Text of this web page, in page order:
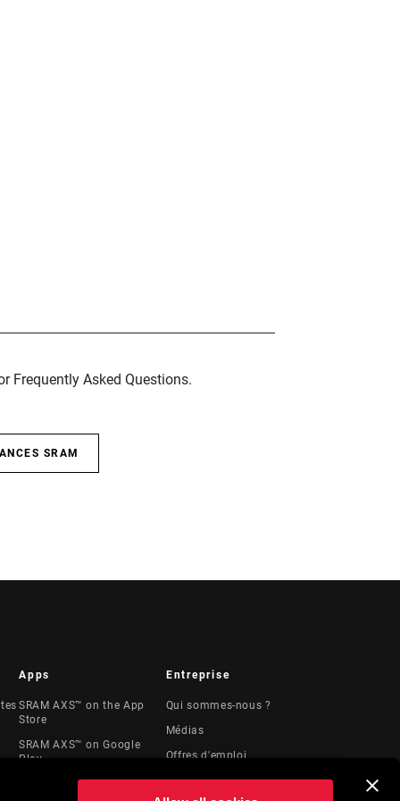
Frequently Asked Questions.
SRAM
Apps
SRAM AXS™ on the App
Store
SRAM AXS™ on Google
Play
Entreprise
Qui sommes-nous ?
Médias
Offres d'emploi
Logos